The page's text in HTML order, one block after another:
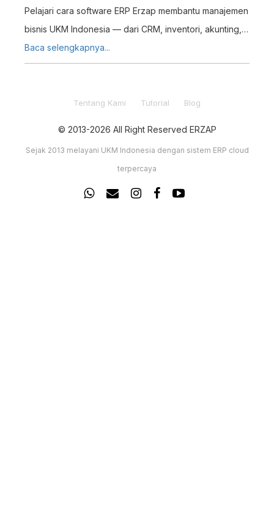
Pelajari cara software ERP Erzap membantu manajemen
bisnis UKM Indonesia — dari CRM, inventori, akunting,
hingga HRM dalam satu sistem terintegrasi.
Baca selengkapnya...
Tentang Kami Tutorial Blog
© 2013-2026 All Right Reserved ERZAP
Sejak 2013 melayani UKM Indonesia dengan sistem ERP cloud
terpercaya